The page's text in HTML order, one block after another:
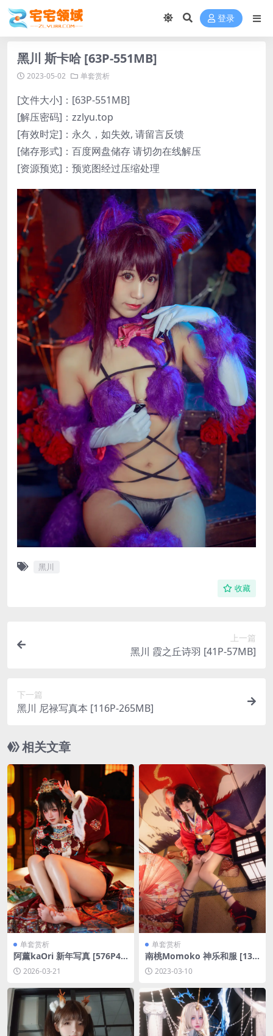
登录
黑川 斯卡哈 [63P-551MB]
2023-05-02 单套赏析
[文件大小]：[63P-551MB]
[解压密码]：zzlyu.top
[有效时定]：永久，如失效, 请留言反馈
[储存形式]：百度网盘储存 请切勿在线解压
[资源预览]：预览图经过压缩处理
黑川
收藏
上一篇
黑川 霞之丘诗羽 [41P-57MB]
下一篇
黑川 尼禄写真本 [116P-265MB]
相关文章
单套赏析
阿薰kaOri 新年写真 [576P4V
-2.64GB]
2026-03-21
单套赏析
南桃Momoko 神乐和服 [13P
-29MB]
2023-03-10